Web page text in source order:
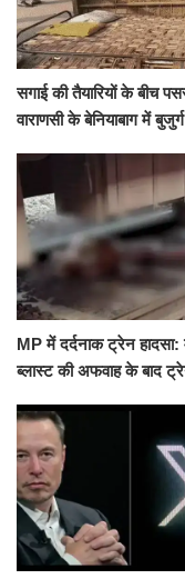
सगाई की तैयारियों के बीच
वाराणसी के बेनियाबाग में
MP में दर्दनाक ट्रेन हादसा:
ब्लास्ट की अफवाह के बाद
रौंदा, 4 की मौत